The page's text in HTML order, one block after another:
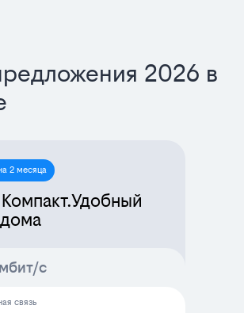
2026 в
2 месяца
с
связь